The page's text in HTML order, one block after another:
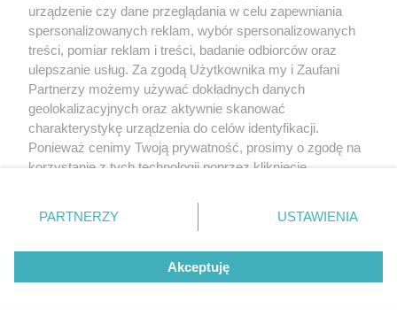
urządzenie czy dane przeglądania w celu zapewniania
spersonalizowanych reklam, wybór spersonalizowanych
treści, pomiar reklam i treści, badanie odbiorców oraz
ulepszanie usług. Za zgodą Użytkownika my i Zaufani
Partnerzy możemy używać dokładnych danych
geolokalizacyjnych oraz aktywnie skanować
charakterystykę urządzenia do celów identyfikacji.
Ponieważ cenimy Twoją prywatność, prosimy o zgodę na
korzystanie z tych technologii poprzez kliknięcie
zmienić/wycofać klikając przycisk ustawień prywatności
znajdujący się w lewym dolnym rogu strony
rodzaje przetwarzania danych nie wymagają zgody
użytkownika, ale masz prawo sprzeciwić się takiemu
przetwarzaniu. Preferencje będą miały zastosowanie tylko
PARTNERZY USTAWIENIA
Akceptuję